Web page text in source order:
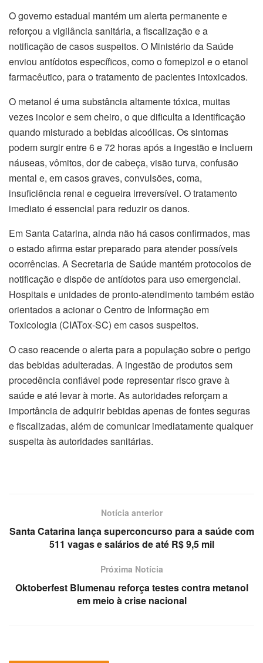
O governo estadual mantém um alerta permanente e
reforçou a vigilância sanitária, a fiscalização e a
notificação de casos suspeitos. O Ministério da Saúde
enviou antídotos específicos, como o fomepizol e o etanol
farmacêutico, para o tratamento de pacientes intoxicados.
O metanol é uma substância altamente tóxica, muitas
vezes incolor e sem cheiro, o que dificulta a identificação
quando misturado a bebidas alcoólicas. Os sintomas
podem surgir entre 6 e 72 horas após a ingestão e incluem
náuseas, vômitos, dor de cabeça, visão turva, confusão
mental e, em casos graves, convulsões, coma,
insuficiência renal e cegueira irreversível. O tratamento
imediato é essencial para reduzir os danos.
Em Santa Catarina, ainda não há casos confirmados, mas
o estado afirma estar preparado para atender possíveis
ocorrências. A Secretaria de Saúde mantém protocolos de
notificação e dispõe de antídotos para uso emergencial.
Hospitais e unidades de pronto-atendimento também estão
orientados a acionar o Centro de Informação em
Toxicologia (CIATox-SC) em casos suspeitos.
O caso reacende o alerta para a população sobre o perigo
das bebidas adulteradas. A ingestão de produtos sem
procedência confiável pode representar risco grave à
saúde e até levar à morte. As autoridades reforçam a
importância de adquirir bebidas apenas de fontes seguras
e fiscalizadas, além de comunicar imediatamente qualquer
suspeita às autoridades sanitárias.
Notícia anterior
Santa Catarina lança superconcurso para a saúde com
511 vagas e salários de até R$ 9,5 mil
Próxima Notícia
Oktoberfest Blumenau reforça testes contra metanol
em meio à crise nacional